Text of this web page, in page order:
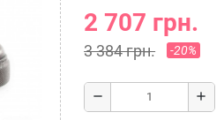
2 707 грн.
3 384 грн. -20%
remove add